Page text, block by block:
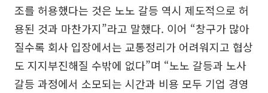
조를 허용했다는 것은 노노 갈등 역시 제도적으로 허
용된 것과 마찬가지”라고 말했다. 이어 “창구가 많아
질수록 회사 입장에서는 교통정리가 어려워지고 협상
도 지지부진해질 수밖에 없다”며 “노노 갈등과 노사
갈등 과정에서 소모되는 시간과 비용 모두 기업 경영